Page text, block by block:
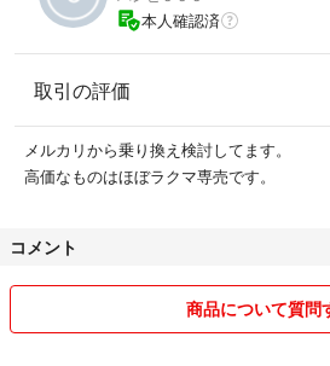
本人確認済
取引の評価
メルカリから乗り換え検討してます。
高価なものはほぼラクマ専売です。
コメント
商品について質問